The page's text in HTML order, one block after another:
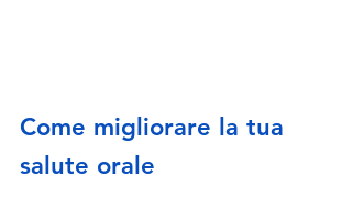
Come migliorare la tua
salute orale